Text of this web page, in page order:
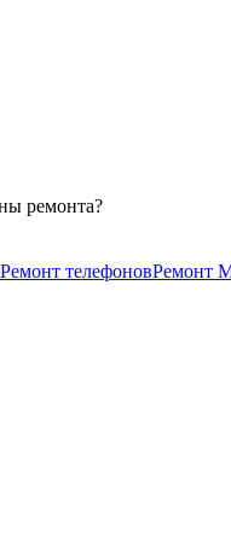
ремонта?
Ремонт телефоновРемонт